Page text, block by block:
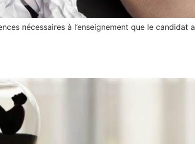
nécessaires à l’enseignement que le candidat a